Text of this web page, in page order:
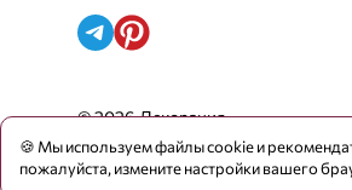
© 2026 Декорация
🍪 Мы используем файлы cookie и
пожалуйста, измените настройки вашего